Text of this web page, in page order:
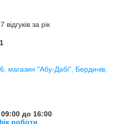
за рік
магазин "Абу-Дабі", Бердичів,
до 16:00
роботи